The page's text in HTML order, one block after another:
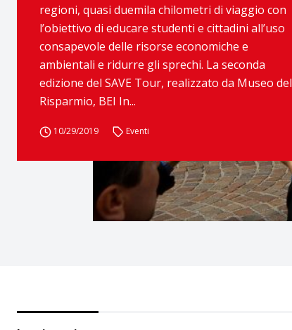
regioni, quasi duemila chilometri di viaggio con
l’obiettivo di educare studenti e cittadini all’uso
consapevole delle risorse economiche e
ambientali e ridurre gli sprechi. La seconda
edizione del SAVE Tour, realizzato da Museo del
Risparmio, BEI In...
10/29/2019 Eventi